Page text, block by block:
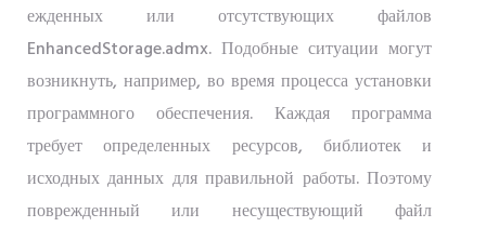
ежденных или отсутствующих файлов
EnhancedStorage.admx. Подобные ситуации могут
возникнуть, например, во время процесса установки
программного обеспечения. Каждая программа
требует определенных ресурсов, библиотек и
исходных данных для правильной работы. Поэтому
поврежденный или несуществующий файл